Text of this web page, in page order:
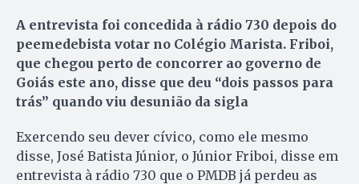
A entrevista foi concedida à rádio 730 depois do
peemedebista votar no Colégio Marista. Friboi,
que chegou perto de concorrer ao governo de
Goiás este ano, disse que deu “dois passos para
trás” quando viu desunião da sigla
Exercendo seu dever cívico, como ele mesmo
disse, José Batista Júnior, o Júnior Friboi, disse em
entrevista à rádio 730 que o PMDB já perdeu as